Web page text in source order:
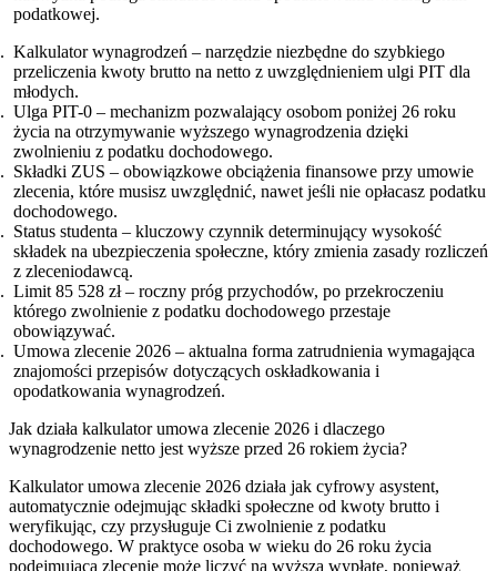
podatkowej.
Kalkulator wynagrodzeń – narzędzie niezbędne do szybkiego
przeliczenia kwoty brutto na netto z uwzględnieniem ulgi PIT dla
młodych.
Ulga PIT-0 – mechanizm pozwalający osobom poniżej 26 roku
życia na otrzymywanie wyższego wynagrodzenia dzięki
zwolnieniu z podatku dochodowego.
Składki ZUS – obowiązkowe obciążenia finansowe przy umowie
zlecenia, które musisz uwzględnić, nawet jeśli nie opłacasz podatku
dochodowego.
Status studenta – kluczowy czynnik determinujący wysokość
składek na ubezpieczenia społeczne, który zmienia zasady rozliczeń
z zleceniodawcą.
Limit 85 528 zł – roczny próg przychodów, po przekroczeniu
którego zwolnienie z podatku dochodowego przestaje
obowiązywać.
Umowa zlecenie 2026 – aktualna forma zatrudnienia wymagająca
znajomości przepisów dotyczących oskładkowania i
opodatkowania wynagrodzeń.
Jak działa kalkulator umowa zlecenie 2026 i dlaczego
wynagrodzenie netto jest wyższe przed 26 rokiem życia?
Kalkulator umowa zlecenie 2026 działa jak cyfrowy asystent,
automatycznie odejmując składki społeczne od kwoty brutto i
weryfikując, czy przysługuje Ci zwolnienie z podatku
dochodowego. W praktyce osoba w wieku do 26 roku życia
podejmująca zlecenie może liczyć na wyższą wypłatę, ponieważ